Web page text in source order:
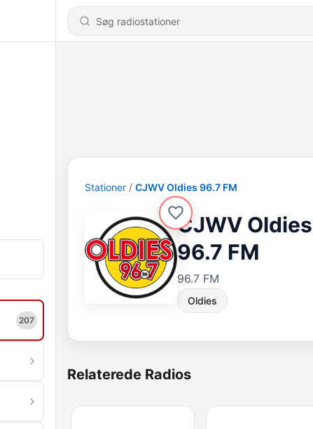
207
Stationer CJWV Oldies 96.7 FM
CJWV Oldies
96.7 FM
96.7 FM
Oldies
Relaterede Radios